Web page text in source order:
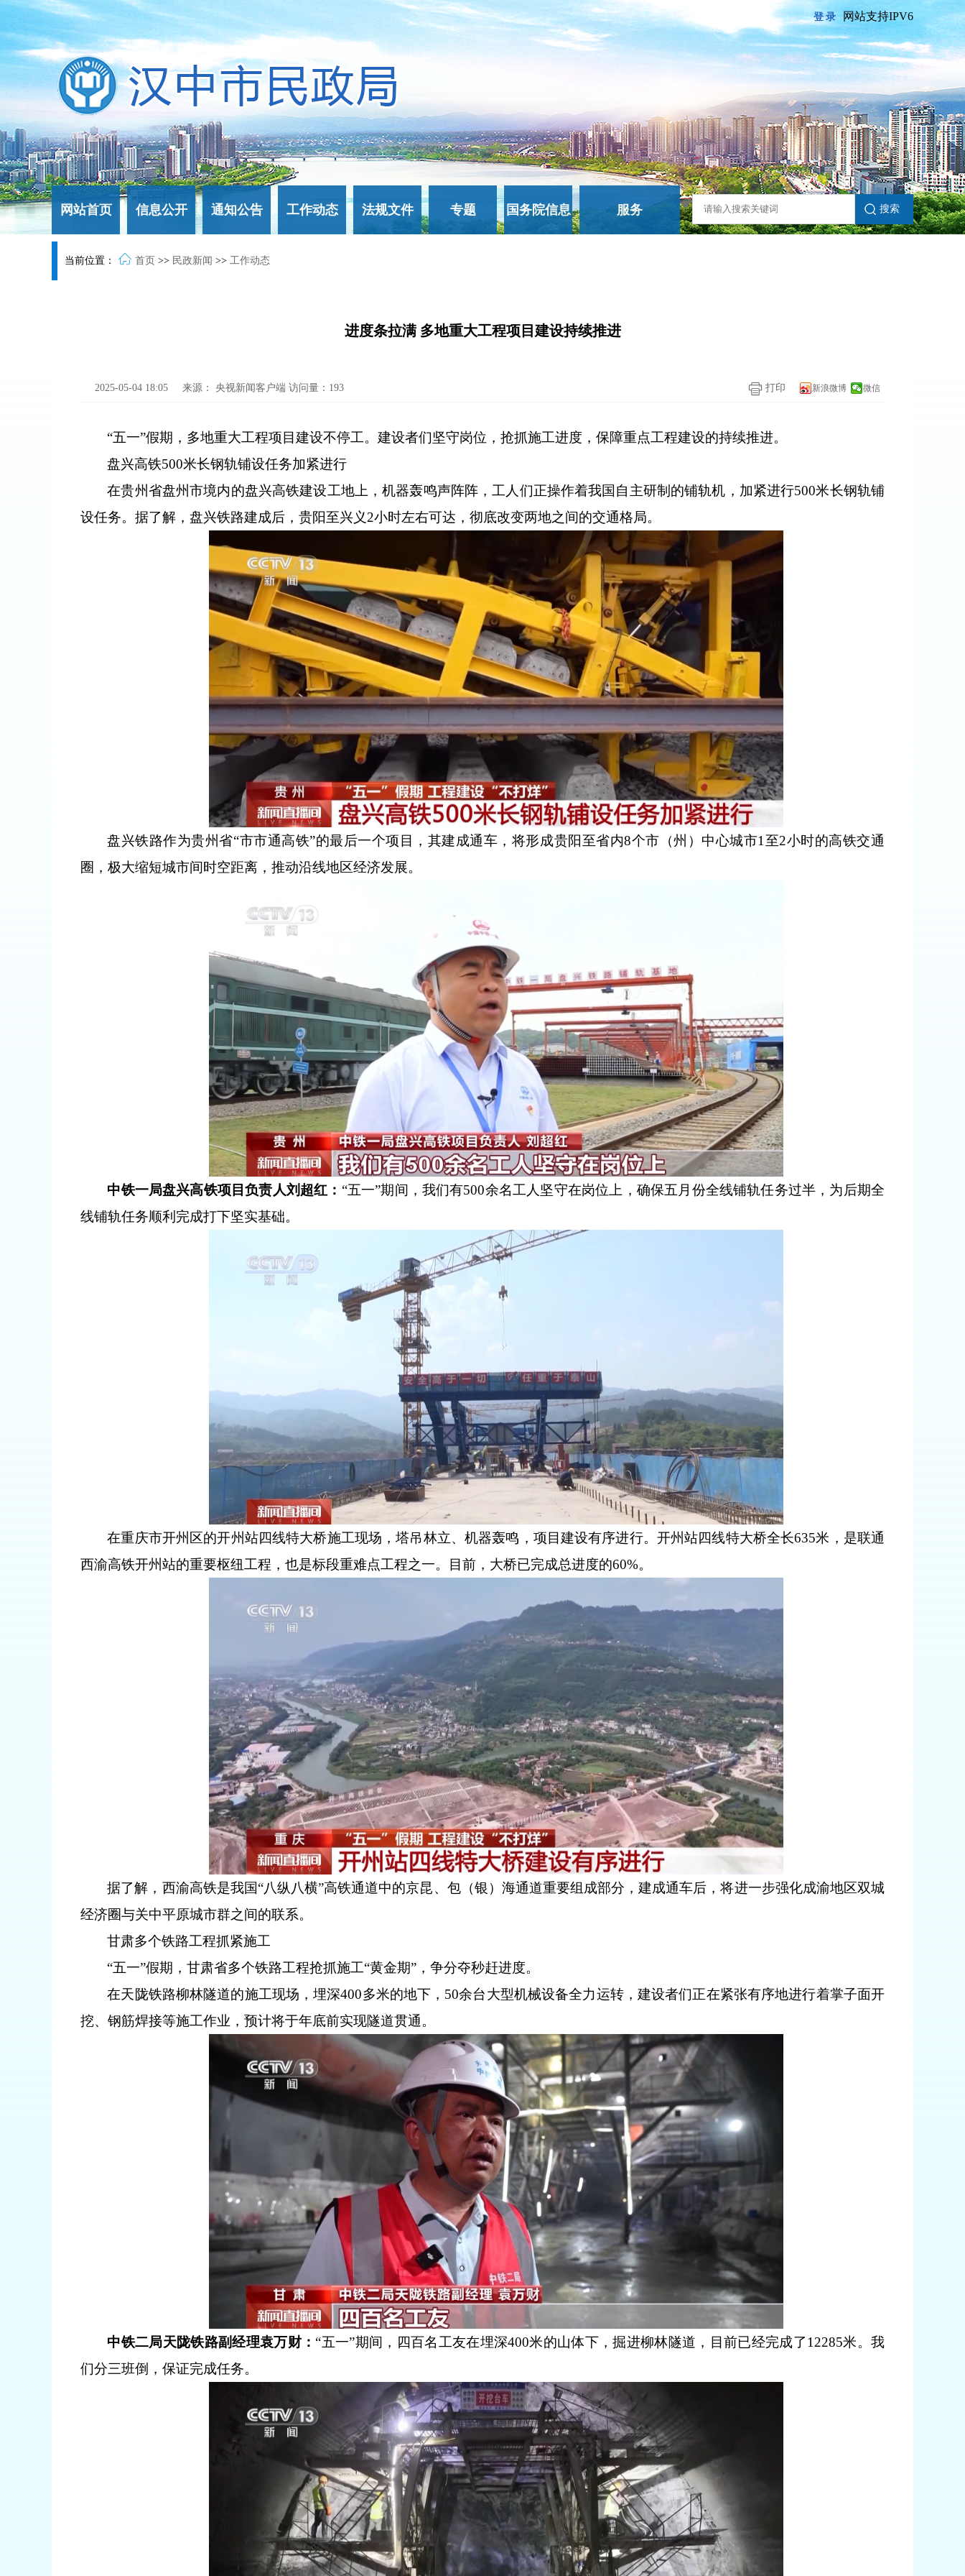
登录 网站支持IPV6
网站首页 信息公开 通知公告 工作动态 法规文件 专题 国务院信息 服务
当前位置： 首页 >> 民政新闻 >> 工作动态
进度条拉满 多地重大工程项目建设持续推进
2025-05-04 18:05 来源： 央视新闻客户端 访问量： 193 打印 新浪微博 微信
“五一”假期，多地重大工程项目建设不停工。建设者们坚守岗位，抢抓施工进度，保障重点工程建设的持续推进。
盘兴高铁500米长钢轨铺设任务加紧进行
在贵州省盘州市境内的盘兴高铁建设工地上，机器轰鸣声阵阵，工人们正操作着我国自主研制的铺轨机，加紧进行500米长钢轨铺
设任务。据了解，盘兴铁路建成后，贵阳至兴义2小时左右可达，彻底改变两地之间的交通格局。
盘兴铁路作为贵州省“市市通高铁”的最后一个项目，其建成通车，将形成贵阳至省内8个市（州）中心城市1至2小时的高铁交通
圈，极大缩短城市间时空距离，推动沿线地区经济发展。
中铁一局盘兴高铁项目负责人刘超红： “五一”期间，我们有500余名工人坚守在岗位上，确保五月份全线铺轨任务过半，为后期全
线铺轨任务顺利完成打下坚实基础。
在重庆市开州区的开州站四线特大桥施工现场，塔吊林立、机器轰鸣，项目建设有序进行。开州站四线特大桥全长635米，是联通
西渝高铁开州站的重要枢纽工程，也是标段重难点工程之一。目前，大桥已完成总进度的60%。
据了解，西渝高铁是我国“八纵八横”高铁通道中的京昆、包（银）海通道重要组成部分，建成通车后，将进一步强化成渝地区双城
经济圈与关中平原城市群之间的联系。
甘肃多个铁路工程抓紧施工
“五一”假期，甘肃省多个铁路工程抢抓施工“黄金期”，争分夺秒赶进度。
在天陇铁路柳林隧道的施工现场，埋深400多米的地下，50余台大型机械设备全力运转，建设者们正在紧张有序地进行着掌子面开
挖、钢筋焊接等施工作业，预计将于年底前实现隧道贯通。
中铁二局天陇铁路副经理袁万财： “五一”期间，四百名工友在埋深400米的山体下，掘进柳林隧道，目前已经完成了12285米。我
们分三班倒，保证完成任务。